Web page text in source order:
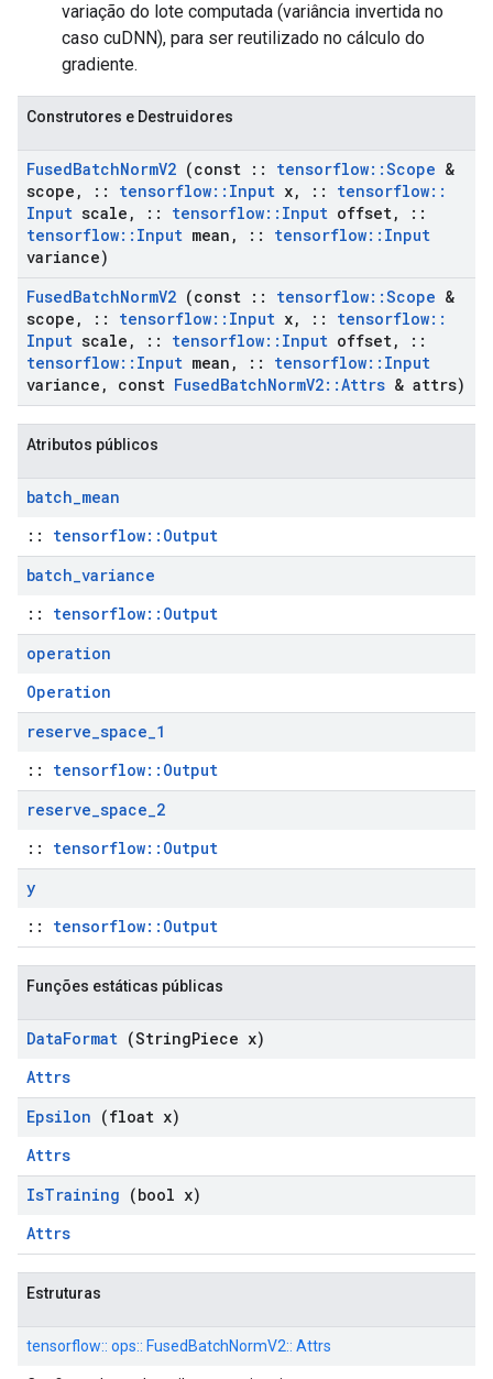
variação do lote computada (variância invertida no
caso cuDNN), para ser reutilizado no cálculo do
gradiente.
Construtores e Destruidores
FusedBatchNormV2 (const :: tensorflow::Scope &
scope , :: tensorflow:: Input x, :: tensorflow::
Input scale , :: tensorflow:: Input offset,
::
tensorflow:: Input mean , :: tensorflow:: Input
variance)
FusedBatchNormV2 (const :: tensorflow::Scope &
scope , :: tensorflow:: Input x, :: tensorflow::
Input scale , :: tensorflow:: Input offset,
::
tensorflow:: Input mean , :: tensorflow:: Input
variance , const FusedBatchNormV2::Attrs & attrs)
Atributos públicos
batch_mean
:: tensorflow::Output
batch_variance
:: tensorflow::Output
operation
Operation
reserve_space_1
:: tensorflow::Output
reserve_space_2
:: tensorflow::Output
y
:: tensorflow::Output
Funções estáticas públicas
DataFormat (StringPiece x)
Attrs
Epsilon (float x)
Attrs
IsTraining (bool x)
Attrs
Estruturas
tensorflow:: ops:: FusedBatchNormV2:: Attrs